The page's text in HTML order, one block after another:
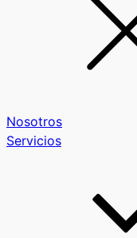
Nosotros
Servicios